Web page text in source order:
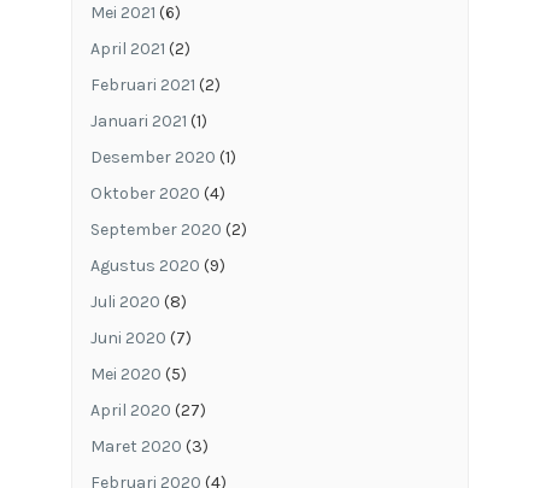
Mei 2021 (6)
April 2021 (2)
Februari 2021 (2)
Januari 2021 (1)
Desember 2020 (1)
Oktober 2020 (4)
September 2020 (2)
Agustus 2020 (9)
Juli 2020 (8)
Juni 2020 (7)
Mei 2020 (5)
April 2020 (27)
Maret 2020 (3)
Februari 2020 (4)